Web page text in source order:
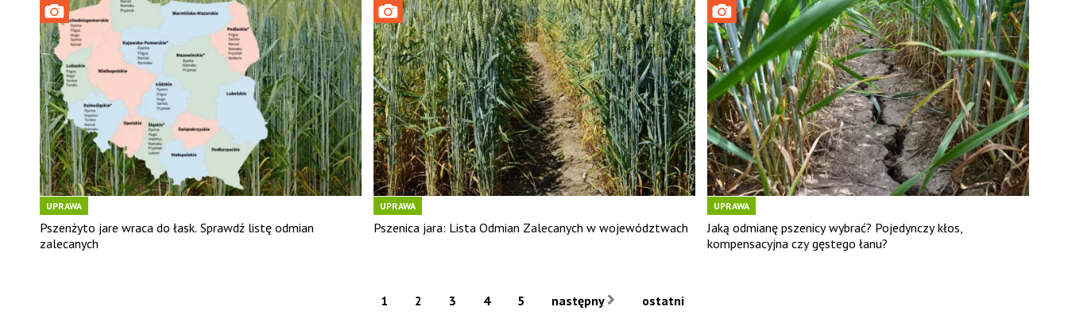
UPRAWA
Pszenżyto jare wraca do łask. Sprawdź listę odmian
zalecanych
UPRAWA
Pszenica jara: Lista Odmian Zalecanych w województwach
UPRAWA
Jaką odmianę pszenicy wybrać? Pojedynczy kłos,
kompensacyjna czy gęstego łanu?
1 2 3 4 5 następny ostatni